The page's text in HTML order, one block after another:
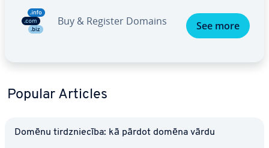
Buy & Register Domains See more
Popular Articles
Domēnu tirdznie­cī­ba: kā pārdot domēna vārdu